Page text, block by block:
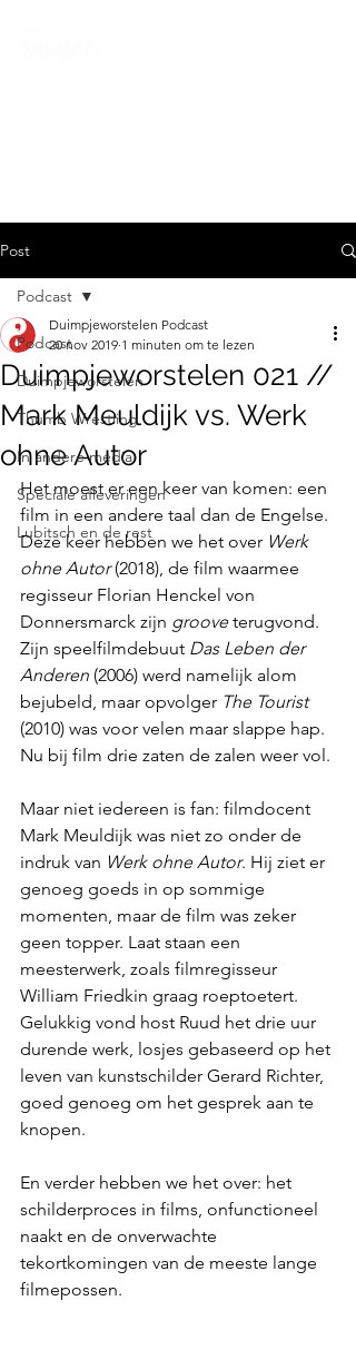
Post
Podcast
Duimpjeworstelen
Thumb Wrestling
In andere media
Speciale afleveringen
Lubitsch en de rest
Podcast
Duimpjeworstelen 021 //
Mark Meuldijk vs. Werk
ohne Autor
Duimpjeworstelen Podcast
20 nov 2019 1 minuten om te lezen
Het moest er een keer van komen: een
film in een andere taal dan de Engelse.
Deze keer hebben we het over Werk
ohne Autor (2018), de film waarmee
regisseur Florian Henckel von
Donnersmarck zijn groove terugvond.
Zijn speelfilmdebuut Das Leben der
Anderen (2006) werd namelijk alom
bejubeld, maar opvolger The Tourist
(2010) was voor velen maar slappe hap.
Nu bij film drie zaten de zalen weer vol.
Maar niet iedereen is fan: filmdocent
Mark Meuldijk was niet zo onder de
indruk van Werk ohne Autor. Hij ziet er
genoeg goeds in op sommige
momenten, maar de film was zeker
geen topper. Laat staan een
meesterwerk, zoals filmregisseur
William Friedkin graag roeptoetert.
Gelukkig vond host Ruud het drie uur
durende werk, losjes gebaseerd op het
leven van kunstschilder Gerard Richter,
goed genoeg om het gesprek aan te
knopen.
En verder hebben we het over: het
schilderproces in films, onfunctioneel
naakt en de onverwachte
tekortkomingen van de meeste lange
filmepossen.